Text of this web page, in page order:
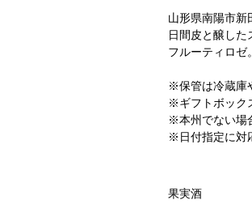
山形県南陽市新
日間皮と醸し
フルーティロゼ
※保管は冷蔵庫
※ギフトボック
※本州でない場
※日付指定に対
果実酒